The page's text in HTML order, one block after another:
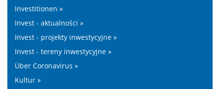
Investitionen »
Invest - aktualności »
Invest - projekty inwestycyjne »
Invest - tereny inwestycyjne »
Über Coronavirus »
Kultur »